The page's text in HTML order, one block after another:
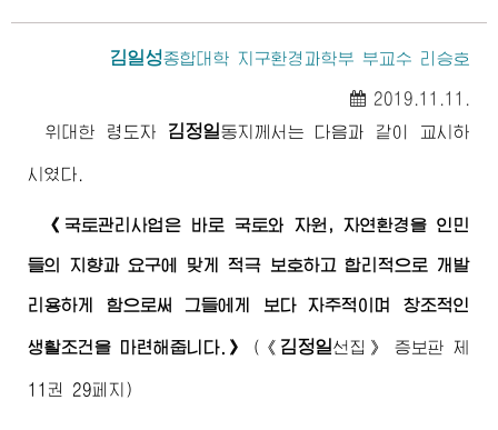
김일성종합대학 지구환경과학부 부교수 리승호
2019.11.11.
위대한
령도자 김정일동지 께서는 다음과 같이 교시하
시였다.
《국토관리사업은 바로 국토와 자원, 자연환경을 인민
들의 지향과 요구에 맞게 적극 보호하고 합리적으로 개발
리용하게 함으로써 그들에게 보다 자주적이며 창조적인
생활조건을 마련해줍니다.》 ( 《 김정일선집》 증보판 제
11권 29페지)